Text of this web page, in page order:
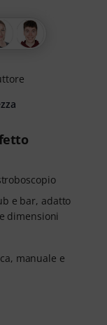
e bar, adatto
dimensioni
manuale e